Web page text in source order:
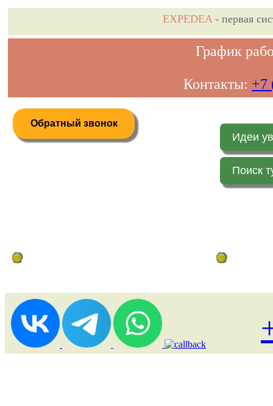
EXPEDEA- первая
График
Контакты: +7
Обратный звонок
Идеи
Поиск
Дистанционное бронирование туров